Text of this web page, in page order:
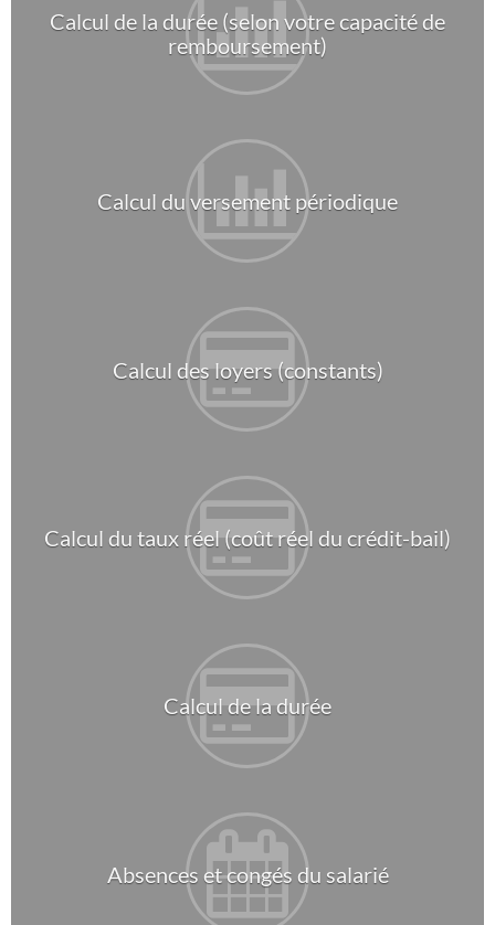
Calcul de la durée (selon votre capacité de
remboursement)
Calcul du versement périodique
Calcul des loyers (constants)
Calcul du taux réel (coût réel du crédit-bail)
Calcul de la durée
Absences et congés du salarié